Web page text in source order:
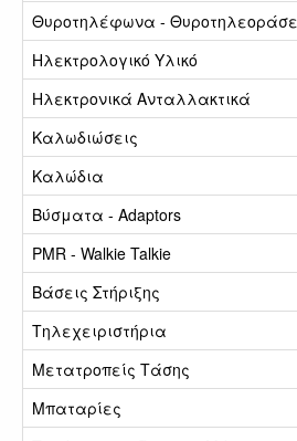
Θυροτηλέφωνα -
Ηλεκτρολογικό Υλικό
Ηλεκτρονικά Ανταλλακτικά
Καλωδιώσεις
Καλώδια
Βύσματα - Adaptors
PMR - Walkie Talkie
Βάσεις Στήριξης
Τηλεχειριστήρια
Μετατροπείς Τάσης
Μπαταρίες